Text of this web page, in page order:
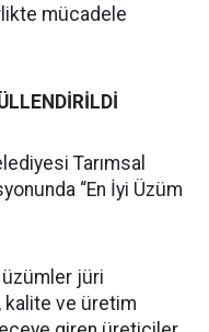
mücadele
Tarımsal
“En İyi Üzüm
jüri
kalite ve üretim